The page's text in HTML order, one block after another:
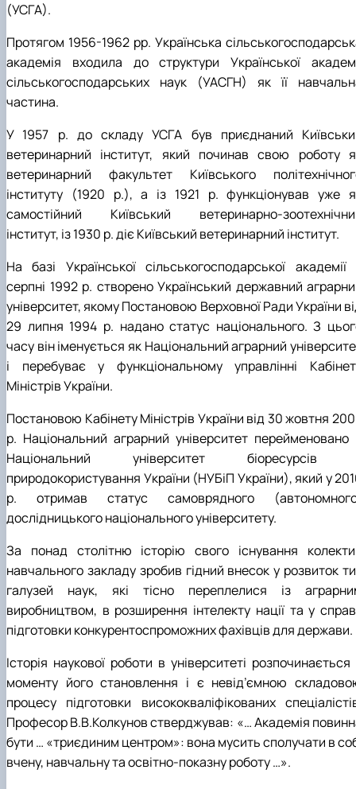
(УСГА).
Протягом 1956-1962 рр. Українська
академія входила до структури Української
сільськогосподарських наук (УАСГН) як її
частина.
У 1957 р. до складу УСГА був приєднаний
ветеринарний інститут, який починав свою роботу
ветеринарний факультет Київського
інституту (1920 р.), а із 1921 р. функціонував уже
самостійний Київський ветеринарно-
інститут, із 1930 р. діє Київський ветеринарний інститут.
На базі Української сільськогосподарської академії
серпні 1992 р. створено Український державний
університет, якому Постановою Верховної Ради України
29 липня 1994 р. надано статус національного. З
часу він іменується як Національний аграрний
і перебуває у функціональному управлінні
Міністрів України.
Постановою Кабінету Міністрів України від 30 жовтня
р. Національний аграрний університет перейменовано
Національний університет біоресурсів
природокористування України (НУБіП України), який у
р. отримав статус самоврядного
дослідницького національного університету.
За понад столітню історію свого існування
навчального закладу зробив гідний внесок у розвиток
галузей наук, які тісно переплелися із
виробництвом, в розширення інтелекту нації та у
підготовки конкурентоспроможних фахівців для держави.
Історія наукової роботи в університеті розпочинається
моменту його становлення і є невід’ємною
процесу підготовки висококваліфікованих
Професор В.В.Колкунов стверджував: «… Академія
бути … «триєдиним центром»: вона мусить сполучати в
вчену, навчальну та освітно-показну роботу …».